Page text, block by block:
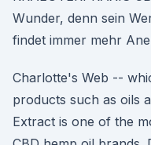
Wunder, denn sein
findet immer mehr
Charlotte's Web --
products such as oils
Extract is one of the